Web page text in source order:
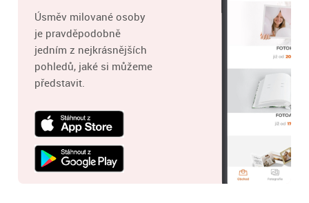
Úsměv milované osoby
je pravděpodobně
jedním z nejkrásnějších
pohledů, jaké si můžeme
představit.